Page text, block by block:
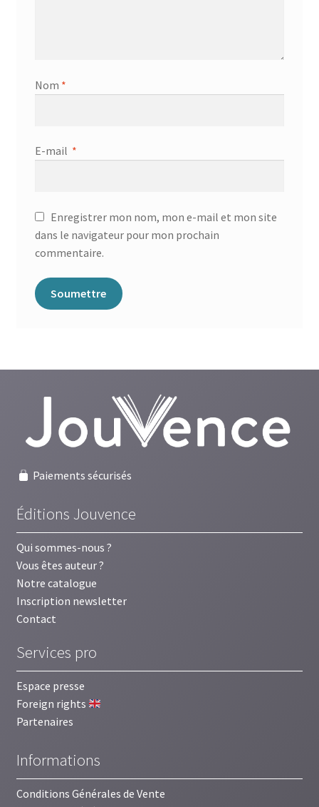
Nom *
E-mail *
Enregistrer mon nom, mon e-mail et mon site
dans le navigateur pour mon prochain
commentaire.
Paiements sécurisés
Éditions Jouvence
Qui sommes-nous ?
Vous êtes auteur ?
Notre catalogue
Inscription newsletter
Contact
Services pro
Espace presse
Foreign rights
Partenaires
Informations
Conditions Générales de Vente